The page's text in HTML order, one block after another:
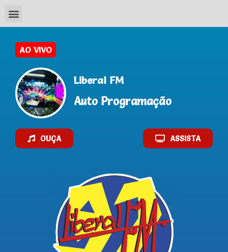
Liberal FM
Auto Programação
OUÇA ASSISTA